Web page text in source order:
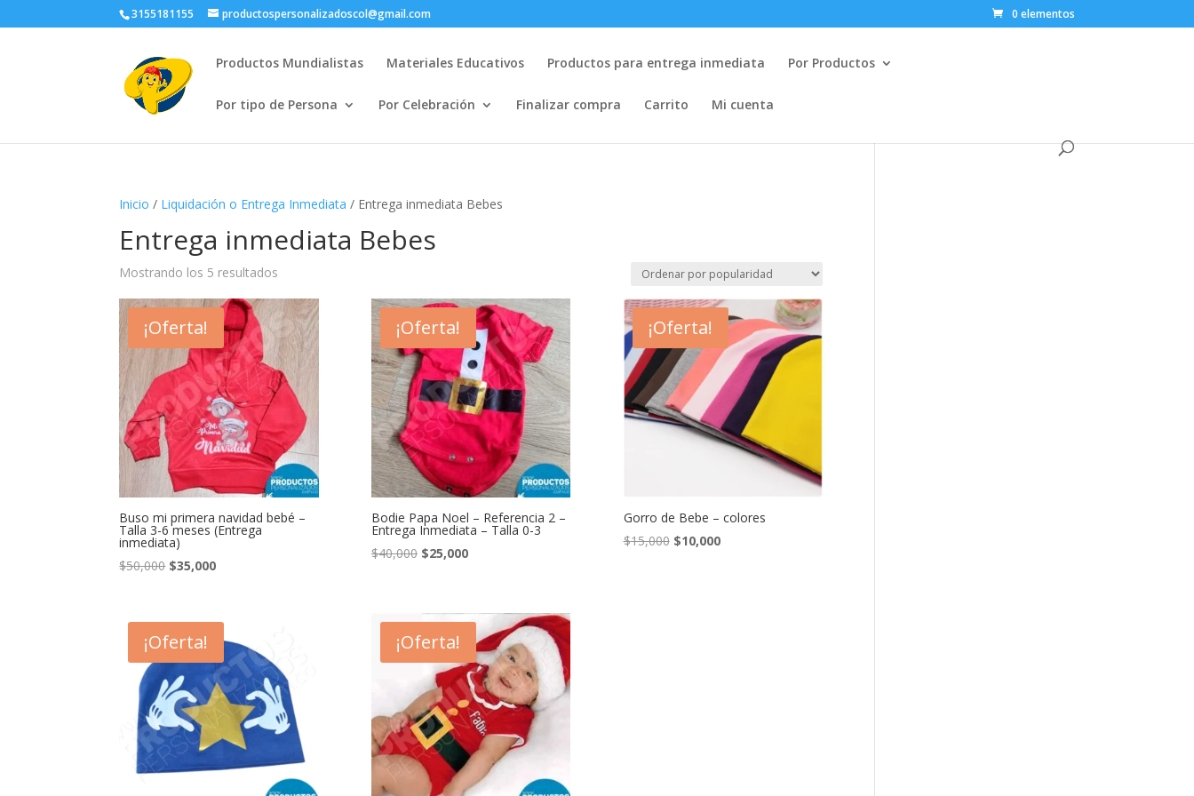
3155181155 productospersonalizadoscol@gmail.com 0 elementos
Productos Mundialistas Materiales Educativos Productos para entrega inmediata Por Productos
Por tipo de Persona Por Celebración Finalizar compra Carrito Mi cuenta
Inicio / Liquidación o Entrega Inmediata / Entrega inmediata Bebes
Entrega inmediata Bebes
Mostrando los 5 resultados
popularidad
¡Oferta!
Buso mi primera navidad bebé –
Talla 3-6 meses (Entrega
inmediata)
$50,000 El
era:
$50,000.
$35,000El
es:
$35,000.
¡Oferta!
Bodie Papa Noel – Referencia 2 –
Entrega Inmediata – Talla 0-3
$40,000 El
era:
$40,000.
$25,000El
es:
$25,000.
¡Oferta!
Gorro de Bebe – colores
$15,000 El
$10,000El
¡Oferta! ¡Oferta!